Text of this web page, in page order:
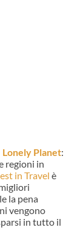
Lonely Planet:
regioni in
in Travel è
la pena
vengono
in tutto il